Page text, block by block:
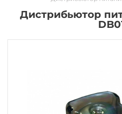
Дистрибьютор